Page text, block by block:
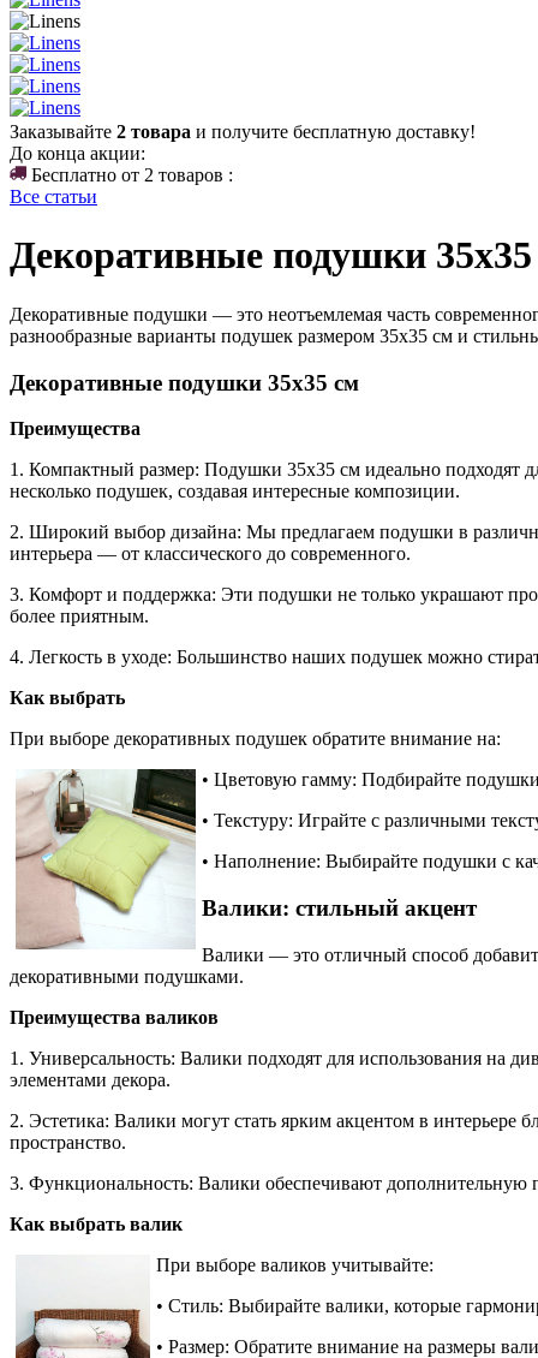
Заказывайте 2 товара и получите бесплатную доставку!
До конца акции:
Бесплатно от 2 товаров :
Все статьи
Декоративные подушки
Декоративные подушки — это неотъемлемая часть
разнообразные варианты подушек размером 35x35 см и
Декоративные подушки 35x35 см
Преимущества
1. Компактный размер: Подушки 35x35 см идеально подходят
несколько подушек, создавая интересные композиции.
2. Широкий выбор дизайна: Мы предлагаем подушки в
интерьера — от классического до современного.
3. Комфорт и поддержка: Эти подушки не только украшают
более приятным.
4. Легкость в уходе: Большинство наших подушек можно
Как выбрать
При выборе декоративных подушек обратите внимание на:
• Цветовую гамму: Подбирайте
• Текстуру: Играйте с различными
• Наполнение: Выбирайте подушки с
Валики: стильный акцент
Валики — это отличный способ
декоративными подушками.
Преимущества валиков
1. Универсальность: Валики подходят для использования на
элементами декора.
2. Эстетика: Валики могут стать ярким акцентом в интерьере
пространство.
3. Функциональность: Валики обеспечивают
Как выбрать валик
При выборе валиков учитывайте:
• Стиль: Выбирайте валики, которые
• Размер: Обратите внимание на размеры